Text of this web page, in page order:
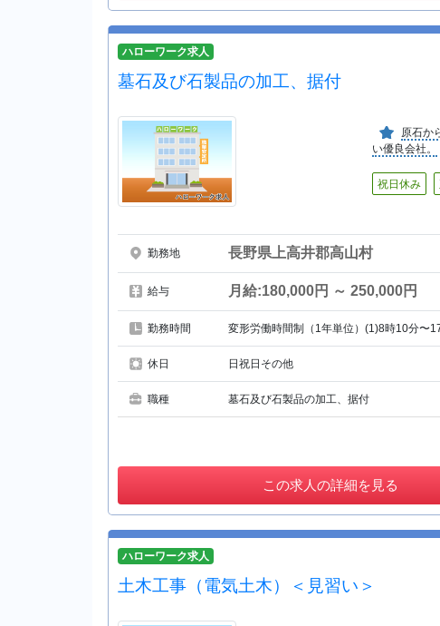
ハローワーク求人
墓石及び石製品の加工、据付
原石か
い優良会社。
祝日休み
勤務地 長野県上高井郡高山村
給与 月給:180,000円 ～ 250,000円
勤務時間 変形労働時間制（1年単位）(1)8時10分〜
休日 日祝日その他
職種 墓石及び石製品の加工、据付
この求人の詳細を見る
ハローワーク求人
土木工事（電気土木）＜見習い＞